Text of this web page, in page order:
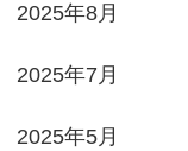
2025年8月
2025年7月
2025年5月